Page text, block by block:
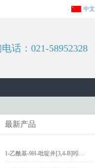
中文
话：021-58952328
最新产品